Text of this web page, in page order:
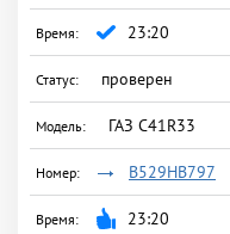
23:20
проверен
ГАЗ C41R33
В529НВ797
23:20